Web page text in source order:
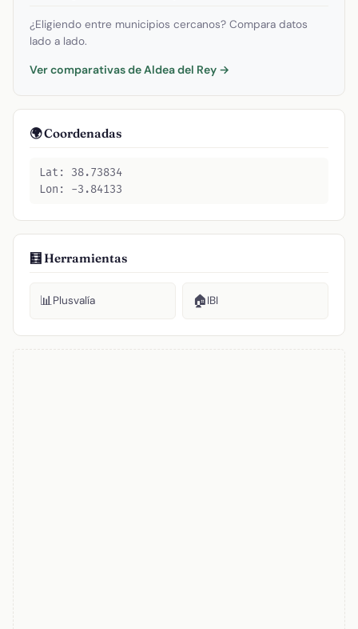
¿Eligiendo entre municipios cercanos? Compara datos
lado a lado.
Ver comparativas de Aldea del Rey →
🌍 Coordenadas
Lat: 38.73834
Lon: -3.84133
🧮 Herramientas
📊Plusvalía 🏠IBI